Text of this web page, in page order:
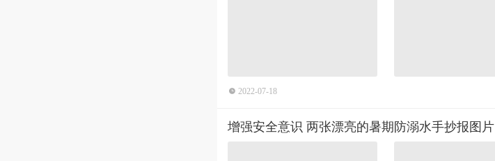
2022-07-18
增强安全意识 两张漂亮的暑期防溺水手抄报图片